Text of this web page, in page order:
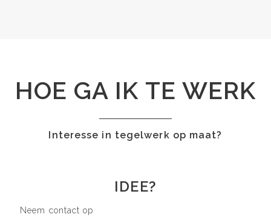
HOE GA IK TE WERK
Interesse in tegelwerk op maat?
IDEE?
Neem contact op